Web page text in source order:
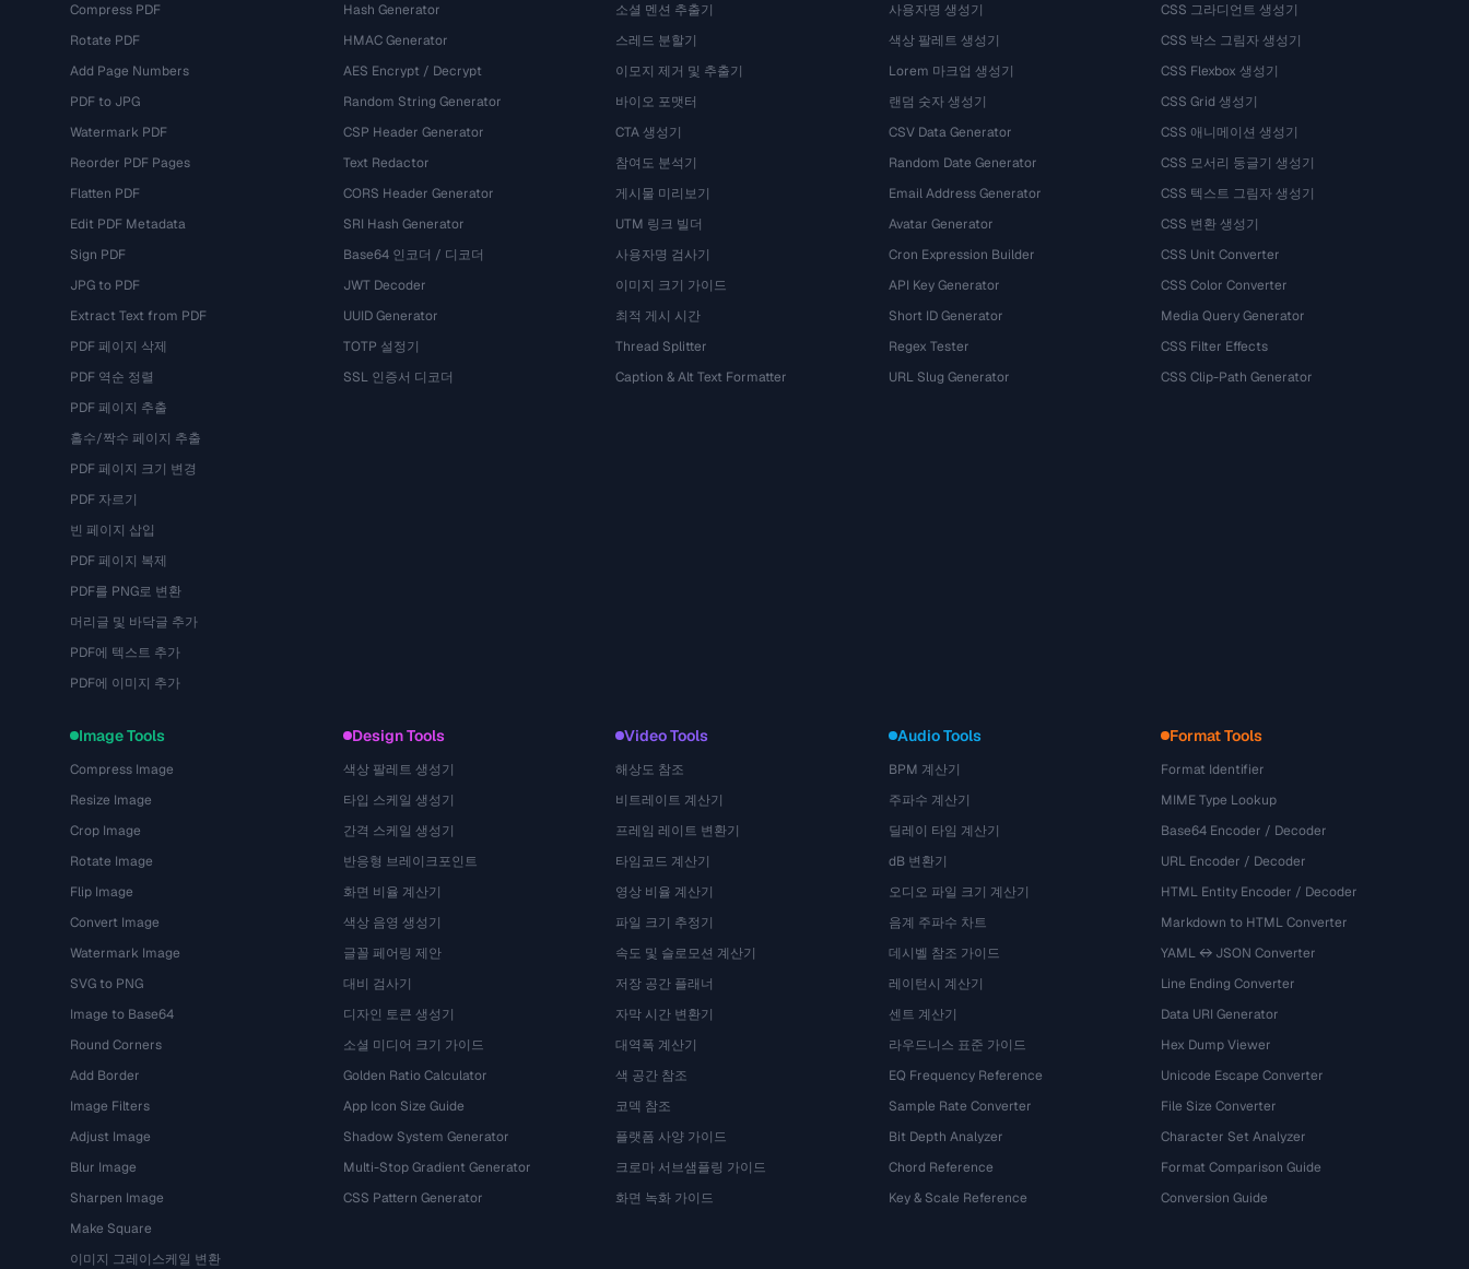
Compress PDF
Rotate PDF
Add Page Numbers
PDF to JPG
Watermark PDF
Reorder PDF Pages
Flatten PDF
Edit PDF Metadata
Sign PDF
JPG to PDF
Extract Text from PDF
PDF 페이지 삭제
PDF 역순 정렬
PDF 페이지 추출
홀수/짝수 페이지 추출
PDF 페이지 크기 변경
PDF 자르기
빈 페이지 삽입
PDF 페이지 복제
PDF를 PNG로 변환
머리글 및 바닥글 추가
PDF에 텍스트 추가
PDF에 이미지 추가
Hash Generator
HMAC Generator
AES Encrypt / Decrypt
Random String Generator
CSP Header Generator
Text Redactor
CORS Header Generator
SRI Hash Generator
Base64 인코더 / 디코더
JWT Decoder
UUID Generator
TOTP 설정기
SSL 인증서 디코더
소셜 멘션 추출기
스레드 분할기
이모지 제거 및 추출기
바이오 포맷터
CTA 생성기
참여도 분석기
게시물 미리보기
UTM 링크 빌더
사용자명 검사기
이미지 크기 가이드
최적 게시 시간
Thread Splitter
Caption & Alt Text Formatter
사용자명 생성기
색상 팔레트 생성기
Lorem 마크업 생성기
랜덤 숫자 생성기
CSV Data Generator
Random Date Generator
Email Address Generator
Avatar Generator
Cron Expression Builder
API Key Generator
Short ID Generator
Regex Tester
URL Slug Generator
CSS 그라디언트 생성기
CSS 박스 그림자 생성기
CSS Flexbox 생성기
CSS Grid 생성기
CSS 애니메이션 생성기
CSS 모서리 둥글기 생성기
CSS 텍스트 그림자 생성기
CSS 변환 생성기
CSS Unit Converter
CSS Color Converter
Media Query Generator
CSS Filter Effects
CSS Clip-Path Generator
Image Tools
Compress Image
Resize Image
Crop Image
Rotate Image
Flip Image
Convert Image
Watermark Image
SVG to PNG
Image to Base64
Round Corners
Add Border
Image Filters
Adjust Image
Blur Image
Sharpen Image
Make Square
이미지 그레이스케일 변환
Design Tools
색상 팔레트 생성기
타입 스케일 생성기
간격 스케일 생성기
반응형 브레이크포인트
화면 비율 계산기
색상 음영 생성기
글꼴 페어링 제안
대비 검사기
디자인 토큰 생성기
소셜 미디어 크기 가이드
Golden Ratio Calculator
App Icon Size Guide
Shadow System Generator
Multi-Stop Gradient Generator
CSS Pattern Generator
Video Tools
해상도 참조
비트레이트 계산기
프레임 레이트 변환기
타임코드 계산기
영상 비율 계산기
파일 크기 추정기
속도 및 슬로모션 계산기
저장 공간 플래너
자막 시간 변환기
대역폭 계산기
색 공간 참조
코덱 참조
플랫폼 사양 가이드
크로마 서브샘플링 가이드
화면 녹화 가이드
Audio Tools
BPM 계산기
주파수 계산기
딜레이 타임 계산기
dB 변환기
오디오 파일 크기 계산기
음계 주파수 차트
데시벨 참조 가이드
레이턴시 계산기
센트 계산기
라우드니스 표준 가이드
EQ Frequency Reference
Sample Rate Converter
Bit Depth Analyzer
Chord Reference
Key & Scale Reference
Format Tools
Format Identifier
MIME Type Lookup
Base64 Encoder / Decoder
URL Encoder / Decoder
HTML Entity Encoder / Decoder
Markdown to HTML Converter
YAML ↔ JSON Converter
Line Ending Converter
Data URI Generator
Hex Dump Viewer
Unicode Escape Converter
File Size Converter
Character Set Analyzer
Format Comparison Guide
Conversion Guide